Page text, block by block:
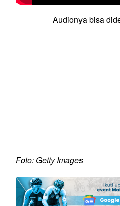
Audionya bisa
Foto: Getty Images